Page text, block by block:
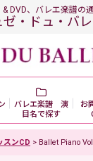
& DVD、バレエ楽譜の
ゼ・ドュ・バ
バレエ楽譜 演
目名で探す
お
スンCD > Ballet Piano